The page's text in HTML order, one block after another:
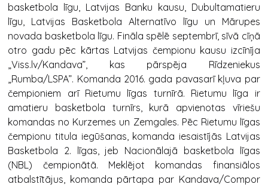
basketbola līgu, Latvijas Banku kausu, Dubultamatieru
līgu, Latvijas Basketbola Alternatīvo līgu un Mārupes
novada basketbola līgu. Fināla spēlē septembrī, sīvā cīņā
otro gadu pēc kārtas Latvijas čempionu kausu izcīnīja
„Viss.lv/Kandava”, kas pārspēja Rīdzeniekus
„Rumba/LSPA”. Komanda 2016. gada pavasarī kļuva par
čempioniem arī Rietumu līgas turnīrā. Rietumu līga ir
amatieru basketbola turnīrs, kurā apvienotas vīriešu
komandas no Kurzemes un Zemgales. Pēc Rietumu līgas
čempionu titula iegūšanas, komanda iesaistījās Latvijas
Basketbola 2. līgas, jeb Nacionālajā basketbola līgas
(NBL) čempionātā. Meklējot komandas finansiālos
atbalstītājus, komanda pārtapa par Kandava/Compor